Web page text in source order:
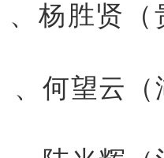
杨胜贤（
、何望云（